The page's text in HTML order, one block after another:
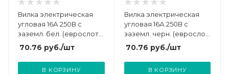
Вилка электрическая
угловая 16А 250В с
заземл. бел. (еврослот)
UNIVersal А105
70.76 руб./шт
В КОРЗИНУ
Вилка электрическая
угловая 16А 250В с
заземл. черн. (еврослот)
UNIVersal А0105
70.76 руб./шт
В КОРЗИНУ